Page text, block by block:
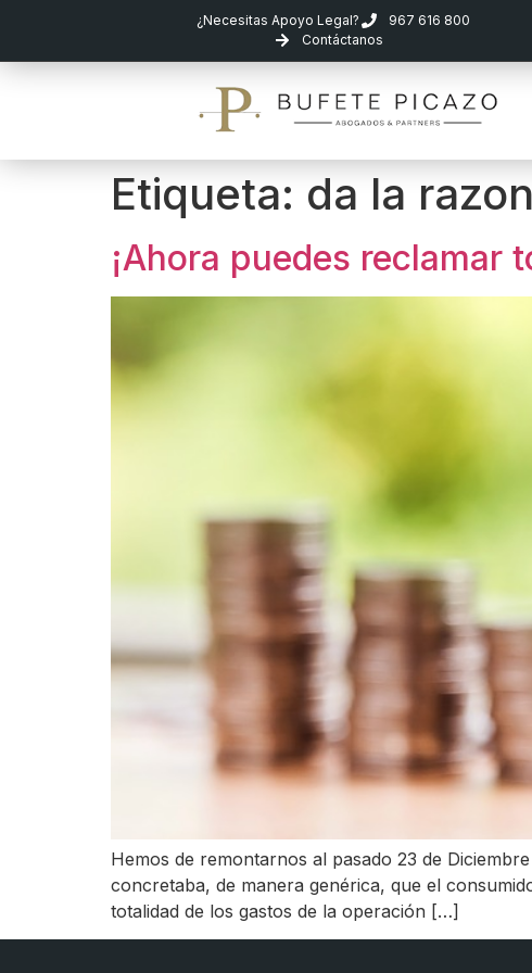
¿Necesitas Apoyo Legal?
967 616 800
Contáctanos
Etiqueta: da la
¡Ahora puedes reclamar
Hemos de remontarnos al pasado 23 de
concretaba, de manera genérica, que el
totalidad de los gastos de la operación […]